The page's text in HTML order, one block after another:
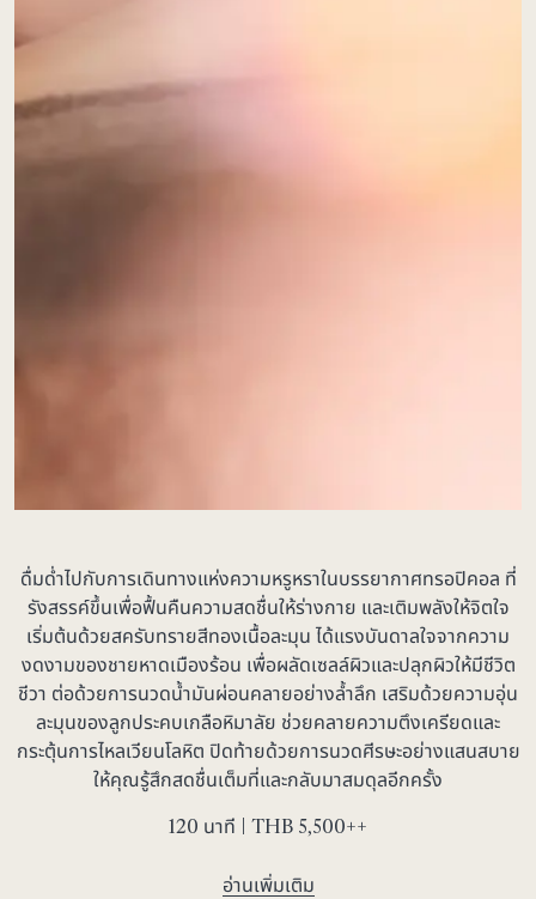
ดื่มด่ำไปกับการเดินทางแห่งความหรูหราในบรรยากาศทรอปิคอล ที่
รังสรรค์ขึ้นเพื่อฟื้นคืนความสดชื่นให้ร่างกาย และเติมพลังให้จิตใจ
เริ่มต้นด้วยสครับทรายสีทองเนื้อละมุน ได้แรงบันดาลใจจากความ
งดงามของชายหาดเมืองร้อน เพื่อผลัดเซลล์ผิวและปลุกผิวให้มีชีวิต
ชีวา ต่อด้วยการนวดน้ำมันผ่อนคลายอย่างล้ำลึก เสริมด้วยความอุ่น
ละมุนของลูกประคบเกลือหิมาลัย ช่วยคลายความตึงเครียดและ
กระตุ้นการไหลเวียนโลหิต ปิดท้ายด้วยการนวดศีรษะอย่างแสนสบาย
ให้คุณรู้สึกสดชื่นเต็มที่และกลับมาสมดุลอีกครั้ง
120 นาที | THB 5,500++
อ่านเพิ่มเติม